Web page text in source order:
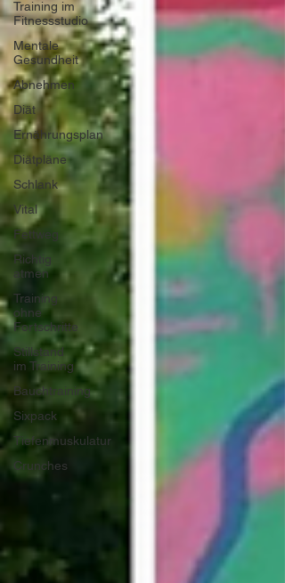
Training im
Fitnessstudio
Mentale
Gesundheit
Abnehmen
Diät
Ernährungsplan
Diätpläne
Schlank
Vital
Fettweg
Richtig
atmen
Training
ohne
Fortschritte
Stillstand
im Training
Bauchtraining
Sixpack
Tiefenmuskulatur
Crunches